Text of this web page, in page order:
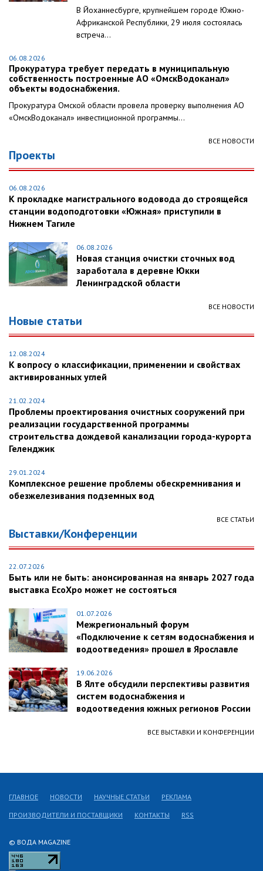
В Йоханнесбурге, крупнейшем городе Южно-
Африканской Республики, 29 июля состоялась
встреча...
06.08.2026
Прокуратура требует передать в муниципальную
собственность построенные АО «ОмскВодоканал»
объекты водоснабжения.
Прокуратура Омской области провела проверку выполнения АО
«ОмскВодоканал» инвестиционной программы...
ВСЕ НОВОСТИ
Проекты
06.08.2026
К прокладке магистрального водовода до строящейся
станции водоподготовки «Южная» приступили в
Нижнем Тагиле
06.08.2026
Новая станция очистки сточных вод
заработала в деревне Юкки
Ленинградской области
ВСЕ НОВОСТИ
Новые статьи
12.08.2024
К вопросу о классификации, применении и свойствах
активированных углей
21.02.2024
Проблемы проектирования очистных сооружений при
реализации государственной программы
строительства дождевой канализации города-курорта
Геленджик
29.01.2024
Комплексное решение проблемы обескремнивания и
обезжелезивания подземных вод
ВСЕ СТАТЬИ
Выставки/Конференции
22.07.2026
Быть или не быть: анонсированная на январь 2027 года
выставка EcoXpo может не состояться
01.07.2026
Межрегиональный форум
«Подключение к сетям водоснабжения и
водоотведения» прошел в Ярославле
19.06.2026
В Ялте обсудили перспективы развития
систем водоснабжения и
водоотведения южных регионов России
ВСЕ ВЫСТАВКИ И КОНФЕРЕНЦИИ
© ВОДА MAGAZINE
ГЛАВНОЕ НОВОСТИ НАУЧНЫЕ СТАТЬИ РЕКЛАМА
ПРОИЗВОДИТЕЛИ И ПОСТАВЩИКИ КОНТАКТЫ RSS